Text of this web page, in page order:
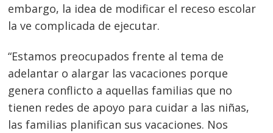
embargo, la idea de modificar el receso escolar
la ve complicada de ejecutar.
“Estamos preocupados frente al tema de
adelantar o alargar las vacaciones porque
genera conflicto a aquellas familias que no
tienen redes de apoyo para cuidar a las niñas,
las familias planifican sus vacaciones. Nos